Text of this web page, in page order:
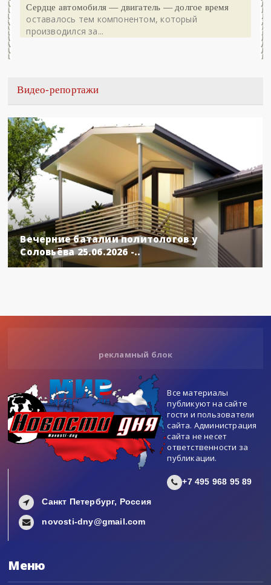
Сердце автомобиля — двигатель — долгое время
оставалось тем компонентом, который
производился за...
Видео-репортажи
Вечерние баталии политологов у
Соловьёва 25.06.2026 -..
рекламный блок
Все материалы
публикуют на сайте
гости и пользователи
сайта. Администрация
сайта не несет
ответственности за
публикации.
+7 495 968 95 89
Санкт Петербург, Россия
novosti-dny@gmail.com
Меню